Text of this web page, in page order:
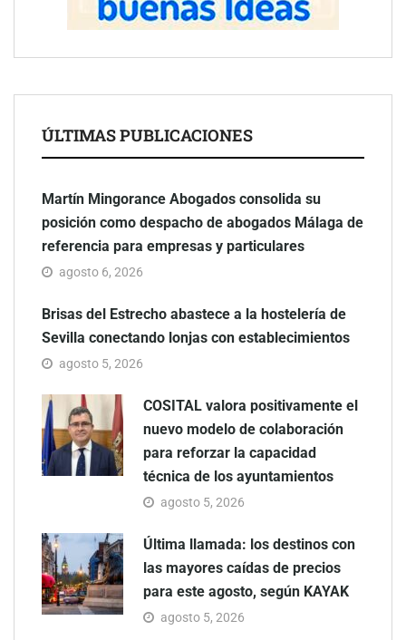
ÚLTIMAS PUBLICACIONES
Martín Mingorance Abogados consolida su
posición como despacho de abogados Málaga de
referencia para empresas y particulares
agosto 6, 2026
Brisas del Estrecho abastece a la hostelería de
Sevilla conectando lonjas con establecimientos
agosto 5, 2026
COSITAL valora positivamente el
nuevo modelo de colaboración
para reforzar la capacidad
técnica de los ayuntamientos
agosto 5, 2026
Última llamada: los destinos con
las mayores caídas de precios
para este agosto, según KAYAK
agosto 5, 2026